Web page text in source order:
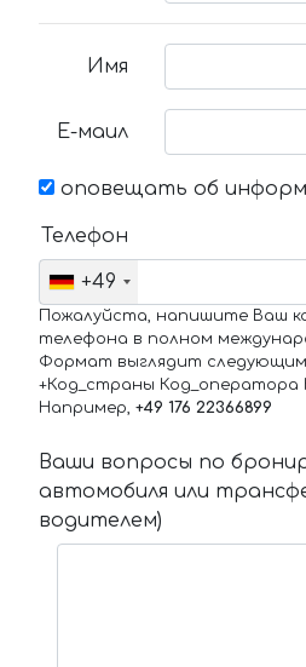
Имя
Е-маил
оповещать об
Телефон
+49
Пожалуйста, напишите Ваш
телефона в полном
Формат выглядит следующим
+Код_страны Код_оператора
Например, +49 176 22366899
Ваши вопросы по
автомобиля или
водителем)